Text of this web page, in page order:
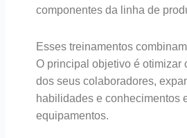
componentes da linha de
Esses treinamentos
O principal objetivo é otimizar
dos seus colaboradores,
habilidades e conhecimentos
equipamentos.